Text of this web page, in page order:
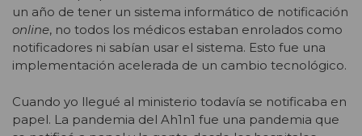
un año de tener un sistema informático de notificación
online, no todos los médicos estaban enrolados como
notificadores ni sabían usar el sistema. Esto fue una
implementación acelerada de un cambio tecnológico.
Cuando yo llegué al ministerio todavía se notificaba en
papel. La pandemia del Ah1n1 fue una pandemia que